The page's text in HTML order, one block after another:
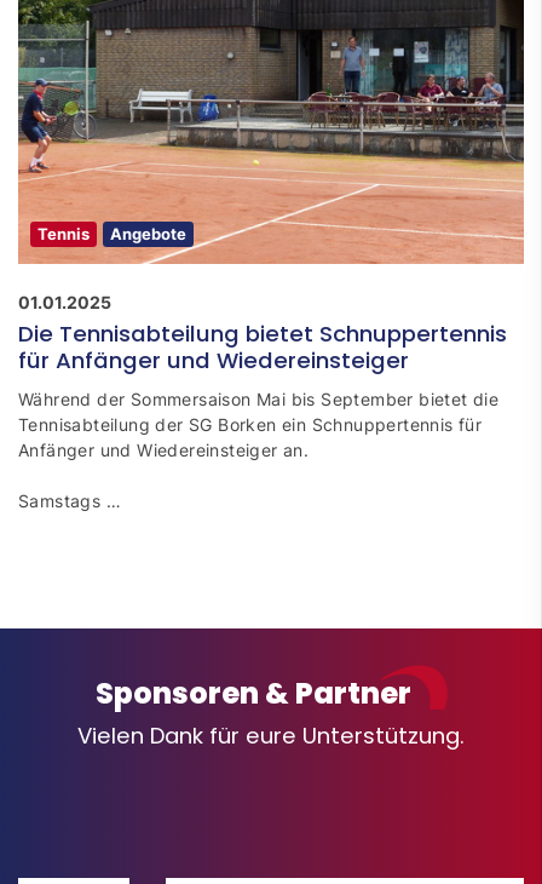
Tennis Angebote
01.01.2025
Die Tennisabteilung bietet Schnuppertennis
für Anfänger und Wiedereinsteiger
Während der Sommersaison Mai bis September bietet die
Tennisabteilung der SG Borken ein Schnuppertennis für
Anfänger und Wiedereinsteiger an.
Samstags …
Sponsoren & Partner
Vielen Dank für eure Unterstützung.